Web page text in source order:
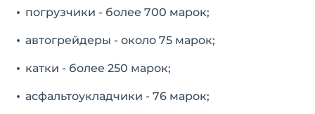
погрузчики - более 700 марок;
автогрейдеры - около 75 марок;
катки - более 250 марок;
асфальтоукладчики - 76 марок;